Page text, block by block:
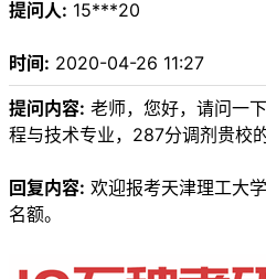
提问人: 15***20
时间: 2020-04-26 11:27
提问内容: 老师，您好，请问一
程与技术专业，287分调剂贵校
回复内容: 欢迎报考天津理工大
名额。